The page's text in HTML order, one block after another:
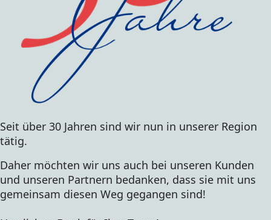
Seit über 30 Jahren sind wir nun in unserer Region
tätig.
Daher möchten wir uns auch bei unseren Kunden
und unseren Partnern bedanken, dass sie mit uns
gemeinsam diesen Weg gegangen sind!